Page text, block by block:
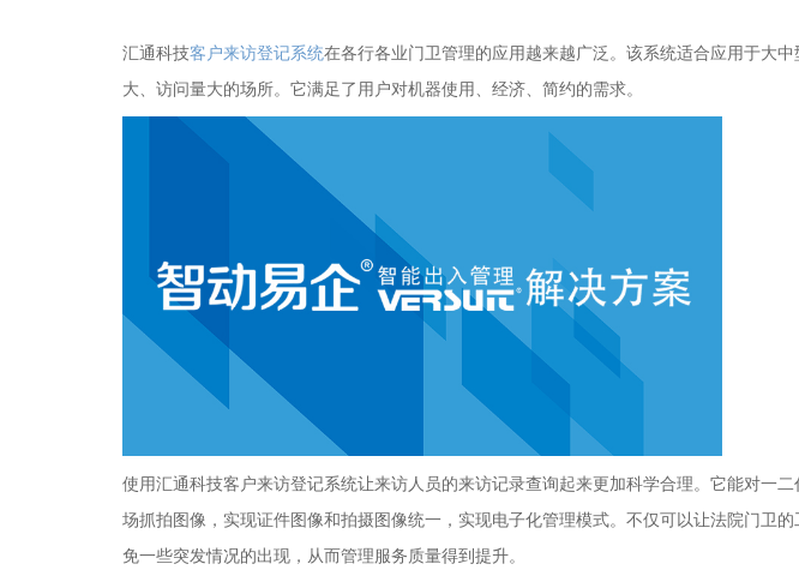
汇通科技客户来访登记系统在各行各业门卫管理的应用越来越广泛。该系统适合应用于大
大、访问量大的场所。它满足了用户对机器使用、经济、简约的需求。
使用汇通科技客户来访登记系统让来访人员的来访记录查询起来更加科学合理。它能对一
场抓拍图像，实现证件图像和拍摄图像统一，实现电子化管理模式。不仅可以让法院门卫
免一些突发情况的出现，从而管理服务质量得到提升。